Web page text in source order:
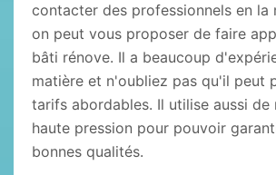
contacter des professionnels en la
on peut vous proposer de faire
bâti rénove. Il a beaucoup
matière et n'oubliez pas qu'il peut
tarifs abordables. Il utilise aussi de
haute pression pour pouvoir
bonnes qualités.